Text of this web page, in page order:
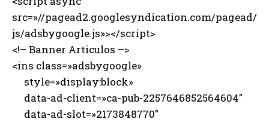
src=»//pagead2.googlesyndication.com/pagead/
js/adsbygoogle.js»></script>
<!– Banner Articulos –>
<ins class=»adsbygoogle»
style=»display:block»
data-ad-client=»ca-pub-2257646852564604″
data-ad-slot=»2173848770″